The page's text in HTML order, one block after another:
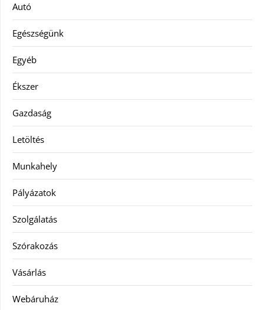
Autó
Egészségünk
Egyéb
Ékszer
Gazdaság
Letöltés
Munkahely
Pályázatok
Szolgálatás
Szórakozás
Vásárlás
Webáruház